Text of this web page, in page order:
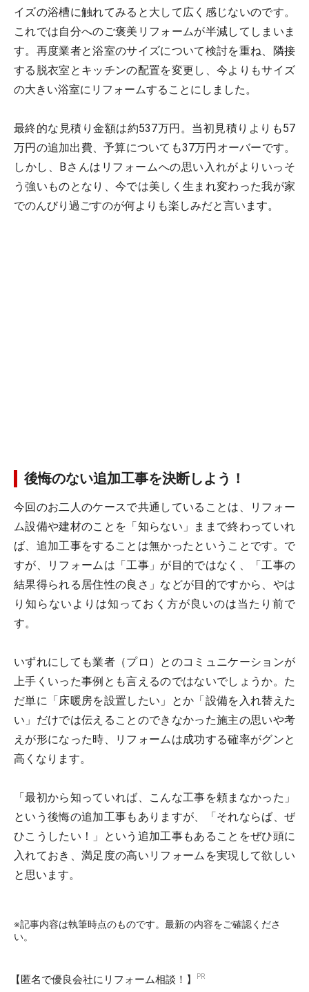
イズの浴槽に触れてみると大して広く感じないのです。
これでは自分へのご褒美リフォームが半減してしまいま
す。再度業者と浴室のサイズについて検討を重ね、隣接
する脱衣室とキッチンの配置を変更し、今よりもサイズ
の大きい浴室にリフォームすることにしました。
最終的な見積り金額は約537万円。当初見積りよりも57
万円の追加出費、予算についても37万円オーバーです。
しかし、Bさんはリフォームへの思い入れがよりいっそ
う強いものとなり、今では美しく生まれ変わった我が家
でのんびり過ごすのが何よりも楽しみだと言います。
後悔のない追加工事を決断しよう！
今回のお二人のケースで共通していることは、リフォー
ム設備や建材のことを「知らない」ままで終わっていれ
ば、追加工事をすることは無かったということです。で
すが、リフォームは「工事」が目的ではなく、「工事の
結果得られる居住性の良さ」などが目的ですから、やは
り知らないよりは知っておく方が良いのは当たり前で
す。
いずれにしても業者（プロ）とのコミュニケーションが
上手くいった事例とも言えるのではないでしょうか。た
だ単に「床暖房を設置したい」とか「設備を入れ替えた
い」だけでは伝えることのできなかった施主の思いや考
えが形になった時、リフォームは成功する確率がグンと
高くなります。
「最初から知っていれば、こんな工事を頼まなかった」
という後悔の追加工事もありますが、「それならば、ぜ
ひこうしたい！」という追加工事もあることをぜひ頭に
入れておき、満足度の高いリフォームを実現して欲しい
と思います。
※記事内容は執筆時点のものです。最新の内容をご確認くださ
い。
【匿名で優良会社にリフォーム相談！】